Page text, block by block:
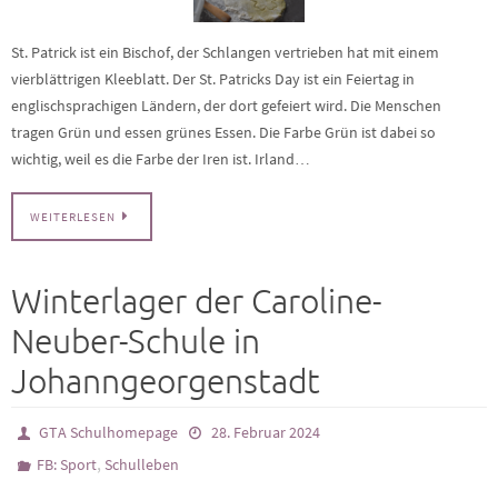
St. Patrick ist ein Bischof, der Schlangen vertrieben hat mit einem
vierblättrigen Kleeblatt. Der St. Patricks Day ist ein Feiertag in
englischsprachigen Ländern, der dort gefeiert wird. Die Menschen
tragen Grün und essen grünes Essen. Die Farbe Grün ist dabei so
wichtig, weil es die Farbe der Iren ist. Irland…
WEITERLESEN
Winterlager der Caroline-
Neuber-Schule in
Johanngeorgenstadt
GTA Schulhomepage
28. Februar 2024
FB: Sport, Schulleben